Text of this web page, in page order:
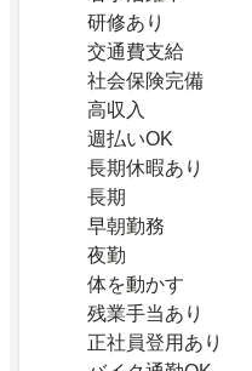
研修あり
交通費支給
社会保険完備
高収入
週払いOK
長期休暇あり
長期
早朝勤務
夜勤
体を動かす
残業手当あり
正社員登用あり